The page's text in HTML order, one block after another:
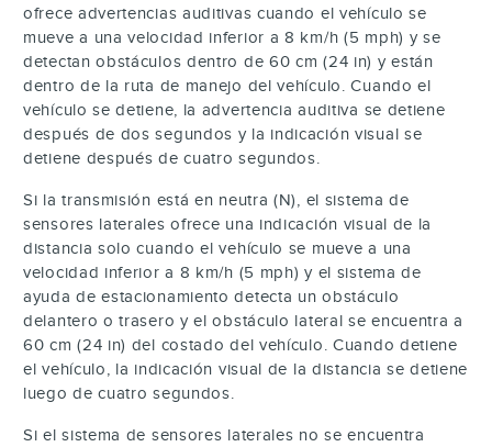
ofrece advertencias auditivas cuando el vehículo se
mueve a una velocidad inferior a 8 km/h (5 mph) y se
detectan obstáculos dentro de 60 cm (24 in) y están
dentro de la ruta de manejo del vehículo. Cuando el
vehículo se detiene, la advertencia auditiva se detiene
después de dos segundos y la indicación visual se
detiene después de cuatro segundos.
Si la transmisión está en neutra (N), el sistema de
sensores laterales ofrece una indicación visual de la
distancia solo cuando el vehículo se mueve a una
velocidad inferior a 8 km/h (5 mph) y el sistema de
ayuda de estacionamiento detecta un obstáculo
delantero o trasero y el obstáculo lateral se encuentra a
60 cm (24 in) del costado del vehículo. Cuando detiene
el vehículo, la indicación visual de la distancia se detiene
luego de cuatro segundos.
Si el sistema de sensores laterales no se encuentra